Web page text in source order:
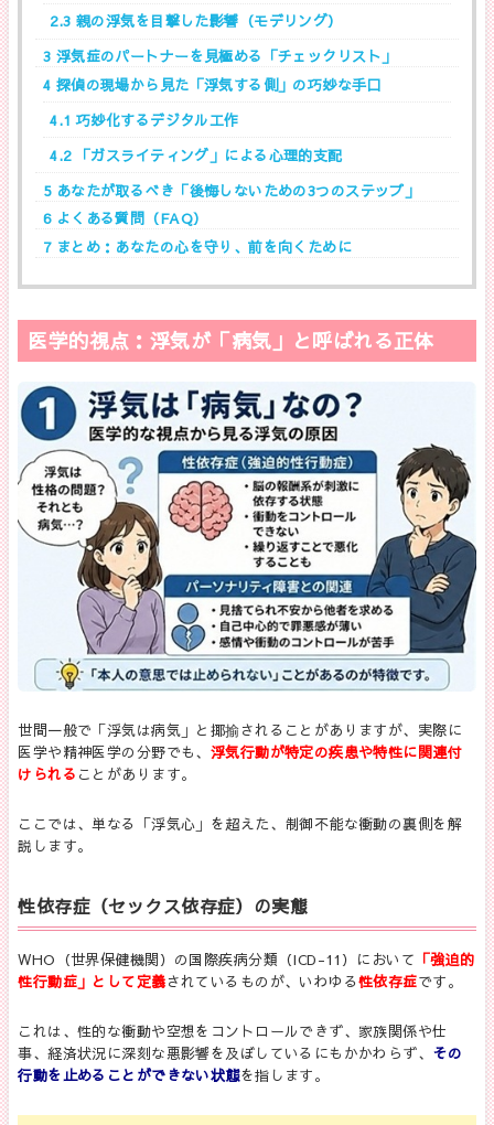
2.3 親の浮気を目撃した影響（モデリング）
3 浮気症のパートナーを見極める「チェックリスト」
4 探偵の現場から見た「浮気する側」の巧妙な手口
4.1 巧妙化するデジタル工作
4.2「ガスライティング」による心理的支配
5あなたが取るべき「後悔しないための3つのステップ」
6よくある質問（FAQ）
7まとめ：あなたの心を守り、前を向くために
医学的視点：浮気が「病気」と呼ばれる正体
世間一般で「浮気は病気」と揶揄されることがありますが、実際に
医学や精神医学の分野でも、 浮気行動が特定の疾患や特性に関連付
けられる ことがあります。
ここでは、単なる「浮気心」を超えた、制御不能な衝動の裏側を解
説します。
性依存症（セックス依存症）の実態
WHO（世界保健機関）の国際疾病分類（ICD-11）において 「強迫的
性行動症」として定義されているものが、いわゆる性依存症です。
これは、性的な衝動や空想をコントロールできず、家族関係や仕
事、経済状況に深刻な悪影響を及ぼしているにもかかわらず、 その
行動を止めることができない状態を指します。